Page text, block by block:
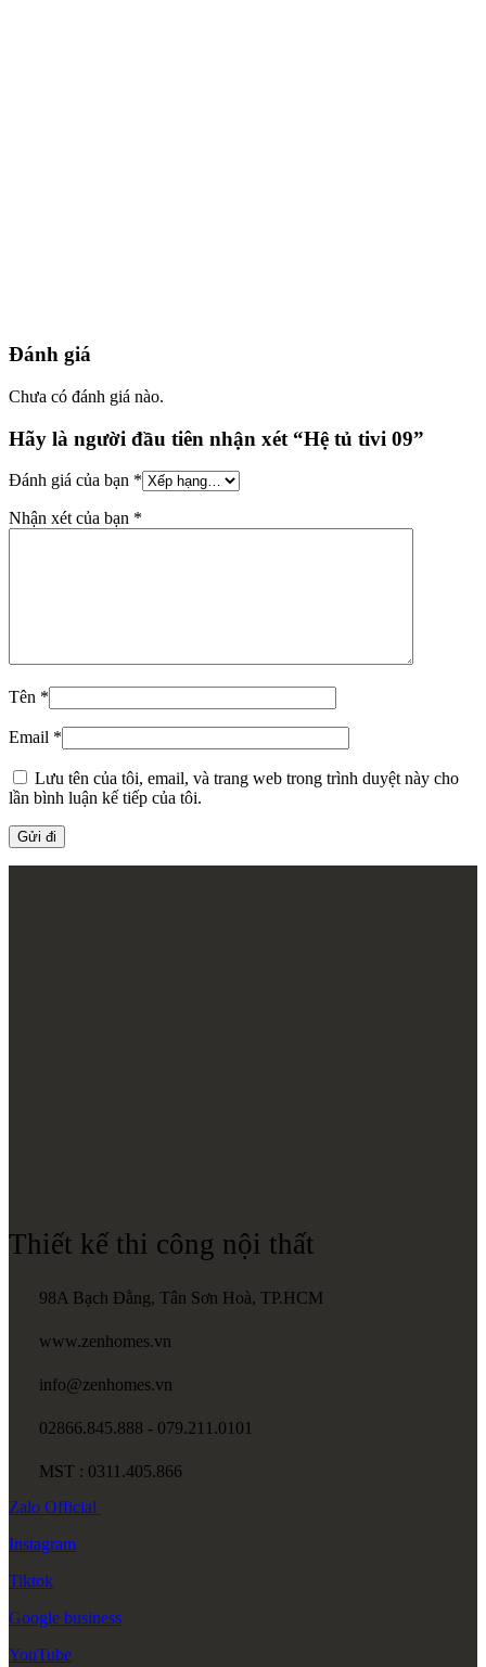
Đánh giá
Chưa có đánh giá nào.
Hãy là người đầu tiên nhận xét “Hệ tủ tivi 09”
Đánh giá của bạn *
Nhận xét của bạn *
Tên *
Email *
Lưu tên của tôi, email, và trang web trong trình duyệt này cho
lần bình luận kế tiếp của tôi.
Thiết kế thi công nội thất
98A Bạch Đằng, Tân Sơn Hoà, TP.HCM
www.zenhomes.vn
info@zenhomes.vn
02866.845.888 - 079.211.0101
MST : 0311.405.866
Zalo Official
Instagram
Tiktok
Google business
YouTube